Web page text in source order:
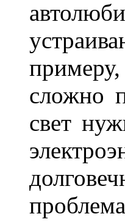
сложно
свет